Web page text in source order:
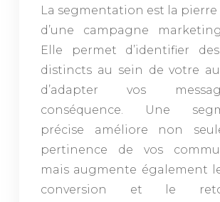
La segmentation est la
d’une campagne
Elle permet d’identifier
distincts au sein de votre
d’adapter vos
conséquence. Une
précise améliore non
pertinence de vos
mais augmente également
conversion et le